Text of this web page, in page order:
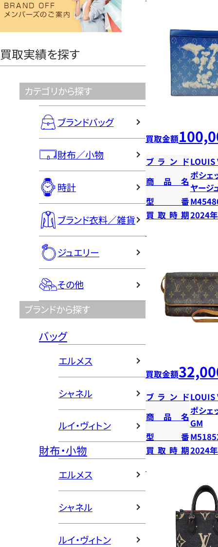
ヤ
買取実績を探す
カテゴリから探す
ブランドバッグ
財布／小物
時計
ブランド衣料／雑貨
ジュエリー
その他
ブランドから探す
バッグ
エルメス
シャネル
ルイ・ヴィトン
財布・小物
エルメス
シャネル
ルイ・ヴィトン
買取金額
ブランドLOUIS
商品名
ポシェ
ヤージ
型番
買取時期2024
買取金額
ブランドLOUIS
商品名
ポシェ
GM
型番
買取時期2024